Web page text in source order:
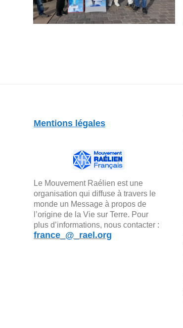
Mentions légales
Le Mouvement Raélien est une
organisation qui diffuse à travers le
monde un Message à propos de
l’origine de la Vie sur Terre. Pour
plus d’informations, nous contacter :
france_@_rael.org